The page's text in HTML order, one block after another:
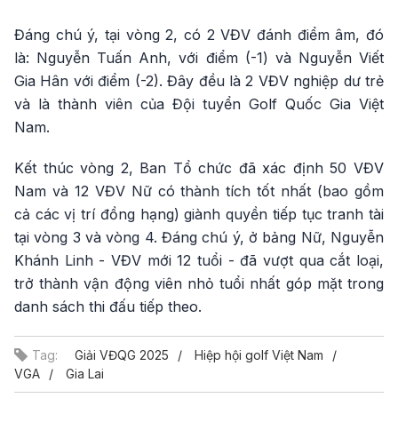
Đáng chú ý, tại vòng 2, có 2 VĐV đánh điểm âm, đó
là: Nguyễn Tuấn Anh, với điểm (-1) và Nguyễn Viết
Gia Hân với điểm (-2). Đây đều là 2 VĐV nghiệp dư trẻ
và là thành viên của Đội tuyển Golf Quốc Gia Việt
Nam.
Kết thúc vòng 2, Ban Tổ chức đã xác định 50 VĐV
Nam và 12 VĐV Nữ có thành tích tốt nhất (bao gồm
cả các vị trí đồng hạng) giành quyền tiếp tục tranh tài
tại vòng 3 và vòng 4. Đáng chú ý, ở bảng Nữ, Nguyễn
Khánh Linh - VĐV mới 12 tuổi - đã vượt qua cắt loại,
trở thành vận động viên nhỏ tuổi nhất góp mặt trong
danh sách thi đấu tiếp theo.
Tag: Giải VĐQG 2025
Hiệp hội golf Việt Nam
VGA
Gia Lai